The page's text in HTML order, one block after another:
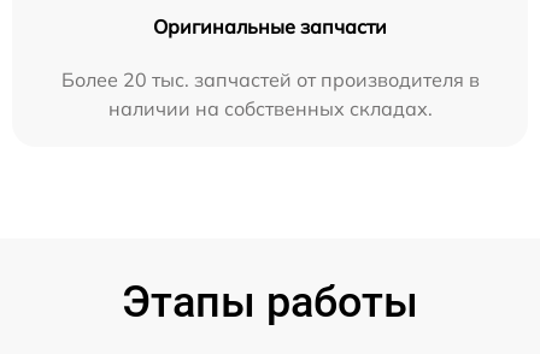
Оригинальные запчасти
Более 20 тыс. запчастей от производителя в
наличии на собственных складах.
Этапы работы